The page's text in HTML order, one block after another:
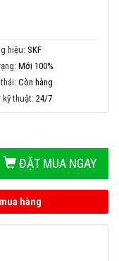
hiệu: SKF
Mới 100%
Còn hàng
kỹ thuật:24/7
ĐẶT MUA NGAY
hàng